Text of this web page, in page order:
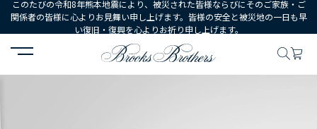
このたびの令和8年熊本地震により、被災された皆様ならびにそのご家族・ご
関係者の皆様に心よりお見舞い申し上げます。皆様の安全と被災地の一日も早
い復旧・復興を心よりお祈り申し上げます。
HOME ウェア トップス Tシャツ・カットソー コット